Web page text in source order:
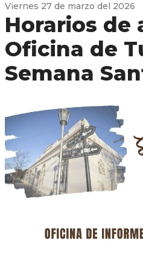
Viernes 27 de marzo del 2026
Horarios de
Oficina de
Semana